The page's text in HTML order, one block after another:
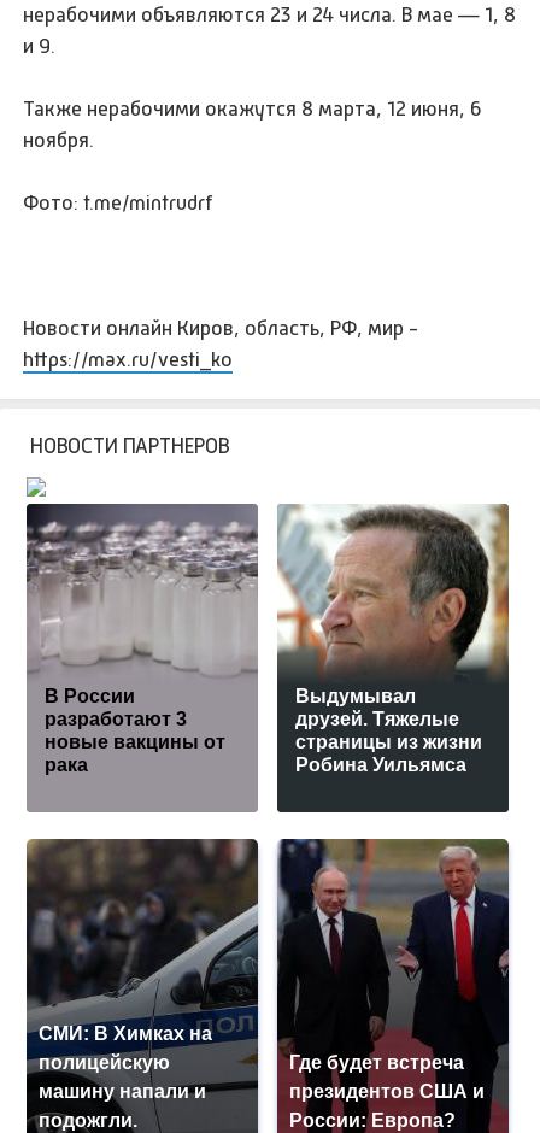
нерабочими объявляются 23 и 24 числа. В мае — 1, 8
и 9.
Также нерабочими окажутся 8 марта, 12 июня, 6
ноября.
Фото: t.me/mintrudrf
Новости онлайн Киров, область, РФ, мир -
https://max.ru/vesti_ko
НОВОСТИ ПАРТНЕРОВ
В России
разработают 3
новые вакцины от
рака
Выдумывал
друзей. Тяжелые
страницы из жизни
Робина Уильямса
СМИ: В Химках на
полицейскую
машину напали и
подожгли.
Где будет встреча
президентов США и
России: Европа?